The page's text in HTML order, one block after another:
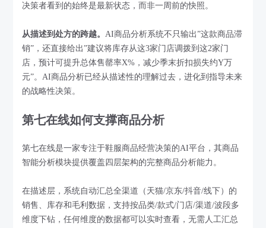
决策者看到的始终是最新状态，而非一周前的快照。
从描述到处方的跨越。 AI商品分析系统不只输出”这款商品滞
销”，还直接给出”建议将库存从这3家门店调拨到这2家门
店，预计可提升总体售罄率X%，减少季末折扣损失约Y万
元”。AI商品分析已经从描述性的理解过去，进化到指导未来
的战略性决策。
第七在线如何支撑商品分析
第七在线是一家专注于鞋服商品经营决策的AI平台，其商品
智能分析模块提供覆盖四层架构的完整商品分析能力。
在描述层，系统自动汇总全渠道（天猫/京东/抖音/线下）的
销售、库存和毛利数据，支持按品类/款式/门店/渠道/波段多
维度下钻，任何维度的数据都可以实时查看，无需人工汇总